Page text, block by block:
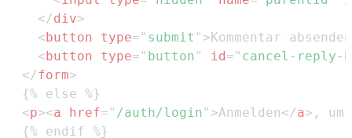
</div>
<button type= " submit " >Kommentar absenden
<button type= " button " id= " cancel-reply-
</form>
<p><a href= " /auth/login " >Anmelden</a> , um